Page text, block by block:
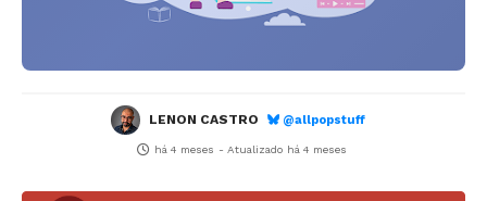
LENON CASTRO @allpopstuff
há 4 meses - Atualizado há 4 meses